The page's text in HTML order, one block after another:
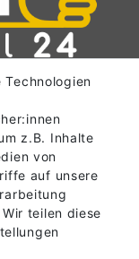
Technologien
z.B. Inhalte
von
auf unsere
teilen diese